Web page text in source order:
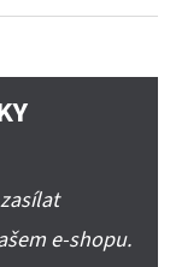
e-shopu.